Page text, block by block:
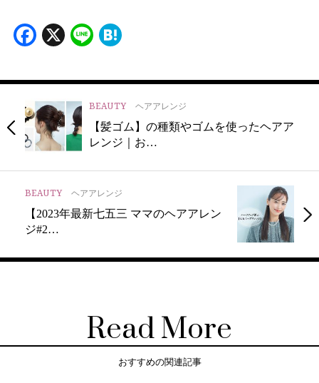
Facebook
X Line
BEAUTY ヘアアレンジ
【髪ゴム】の種類やゴムを使ったヘアア
レンジ｜お…
BEAUTY ヘアアレンジ
【2023年最新七五三 ママのヘアアレン
ジ#2…
Read More
おすすめの関連記事